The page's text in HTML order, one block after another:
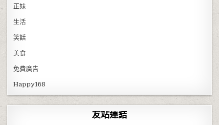
正妹
生活
笑話
美食
免費廣告
Happy168
友站連結